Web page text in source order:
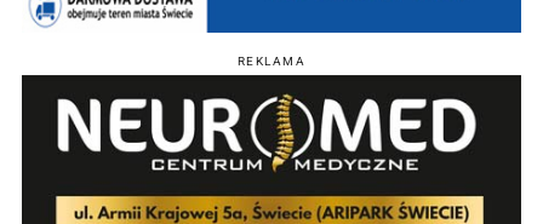
REKLAMA